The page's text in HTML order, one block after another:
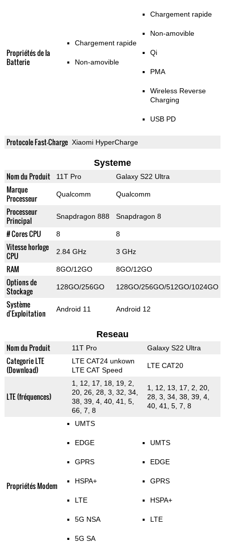
Propriétés de la
Batterie
Chargement rapide
Non-amovible
Chargement rapide
Non-amovible
Qi
PMA
Wireless Reverse
Charging
USB PD
Protocole Fast-Charge Xiaomi HyperCharge
Systeme
Nom du Produit 11T Pro Galaxy S22 Ultra
Marque
Processeur
Qualcomm Qualcomm
Processeur
Principal
Snapdragon 888 Snapdragon 8
# Cores CPU 8 8
Vitesse horloge
CPU
2.84 GHz 3 GHz
RAM 8GO/12GO 8GO/12GO
Options de
Stockage
128GO/256GO 128GO/256GO/512GO/1024GO
Système
d'Exploitation
Android 11 Android 12
Reseau
Nom du Produit 11T Pro Galaxy S22 Ultra
Categorie LTE
(Download)
LTE CAT24 unkown
LTE CAT Speed
LTE CAT20
LTE (fréquences)
1, 12, 17, 18, 19, 2,
20, 26, 28, 3, 32, 34,
38, 39, 4, 40, 41, 5,
66, 7, 8
1, 12, 13, 17, 2, 20,
28, 3, 34, 38, 39, 4,
40, 41, 5, 7, 8
Propriétés Modem
UMTS
EDGE
GPRS
HSPA+
LTE
5G NSA
5G SA
UMTS
EDGE
GPRS
HSPA+
LTE